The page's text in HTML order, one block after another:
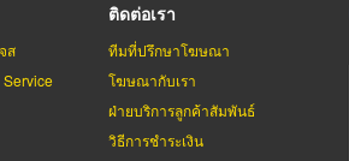
ส
ติดต่อเรา
ทีมที่ปรึกษาโฆษณา
โฆษณากับเรา
ฝ่ายบริการลูกค้าสัมพันธ์
วิธีการชำระเงิน